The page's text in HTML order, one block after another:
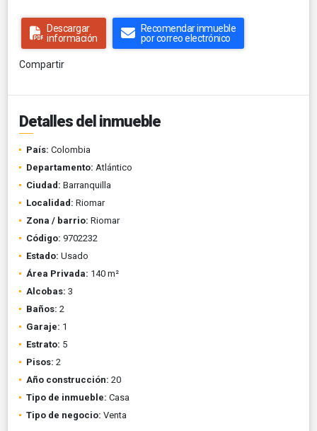
Descargar
información
Recomendar inmueble
por correo electrónico
Compartir
Detalles del inmueble
País: Colombia
Departamento: Atlántico
Ciudad: Barranquilla
Localidad: Riomar
Zona / barrio: Riomar
Código: 9702232
Estado: Usado
Área Privada: 140 m²
Alcobas: 3
Baños: 2
Garaje: 1
Estrato: 5
Pisos: 2
Año construcción: 20
Tipo de inmueble: Casa
Tipo de negocio: Venta